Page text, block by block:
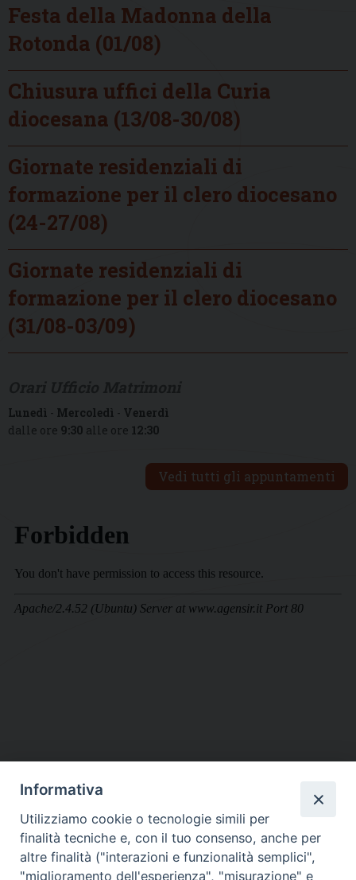
Festa della Madonna della
Rotonda (01/08)
Chiusura uffici della Curia
diocesana (13/08-30/08)
Giornate residenziali di
formazione per il clero diocesano
(24-27/08)
Giornate residenziali di
formazione per il clero diocesano
(31/08-03/09)
Lunedì - Mercoledì - Venerdì
dalle ore 9:30 alle ore 12:30
Vedi tutti gli appuntamenti
DIOCESI SUBURBICARIA DI ALBANO
Contatti:Tel.: 06.93268401 - Fax.: 06.9323844
E-mail:curia@diocesidialbano.it
Informativa
Utilizziamo cookie o tecnologie simili per
finalità tecniche e, con il tuo consenso, anche per
altre finalità ("interazioni e funzionalità semplici",
"miglioramento dell'esperienza", "misurazione" e